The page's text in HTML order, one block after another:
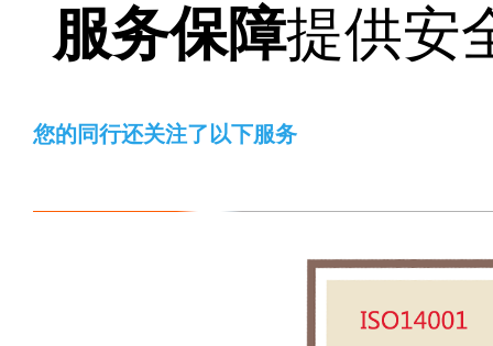
服务保障提供安
您的同行还关注了以下服务